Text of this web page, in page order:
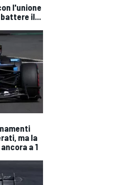
l'unione
il...
ma la
a 1